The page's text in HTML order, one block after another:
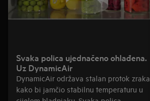
Svaka polica ujednačeno ohlađena.
Uz DynamicAir
DynamicAir održava stalan protok zraka
kako bi jamčio stabilnu temperaturu u